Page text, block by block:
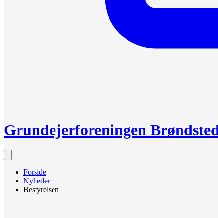
Grundejerforeningen
Forside
Nyheder
Bestyrelsen